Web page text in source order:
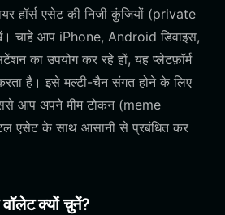
एसेट की निजी कुंजियों (private
चाहे आप iPhone, Android डिवाइस,
का उपयोग कर रहे हों, यह प्लेटफ़ॉर्म
है। इसे मल्टी-चैन संगत होने के लिए
आप अपने मीम टोकन (meme
एसेट के साथ आसानी से प्रबंधित कर
वॉलेट क्यों चुनें?